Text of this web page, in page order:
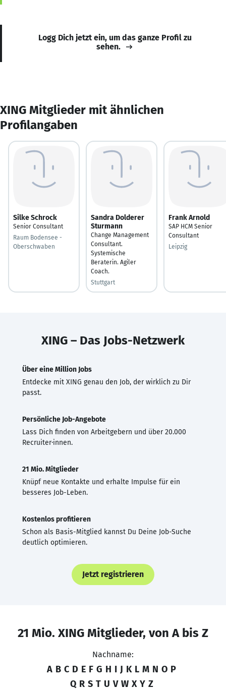
Logg Dich jetzt ein, um das ganze Profil zu
sehen.
XING Mitglieder mit ähnlichen
Profilangaben
Silke Schrock
Senior Consultant
Raum Bodensee -
Oberschwaben
Sandra Dolderer
Sturmann
Change Management
Consultant.
Systemische
Beraterin. Agiler
Coach.
Stuttgart
Frank Arnold
SAP HCM Senior
Consultant
Leipzig
XING – Das Jobs-Netzwerk
Über eine Million Jobs
Entdecke mit XING genau den Job, der wirklich zu Dir
passt.
Persönliche Job-Angebote
Lass Dich finden von Arbeitgebern und über 20.000
Recruiter·innen.
21 Mio. Mitglieder
Knüpf neue Kontakte und erhalte Impulse für ein
besseres Job-Leben.
Kostenlos profitieren
Schon als Basis-Mitglied kannst Du Deine Job-Suche
deutlich optimieren.
Jetzt registrieren
21 Mio. XING Mitglieder, von A bis Z
Nachname:
A B C D E F G H I J K L M N O P
Q R S T U V W X Y Z